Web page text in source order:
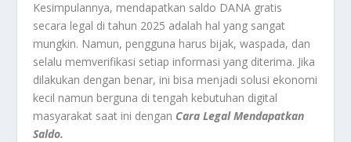
Kesimpulannya, mendapatkan saldo DANA gratis
secara legal di tahun 2025 adalah hal yang sangat
mungkin. Namun, pengguna harus bijak, waspada, dan
selalu memverifikasi setiap informasi yang diterima. Jika
dilakukan dengan benar, ini bisa menjadi solusi ekonomi
kecil namun berguna di tengah kebutuhan digital
masyarakat saat ini dengan Cara Legal Mendapatkan
Saldo.